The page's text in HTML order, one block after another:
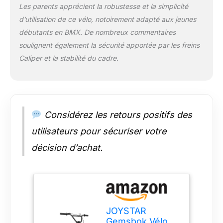
route, le parc ou les
sentiers. Facile à
conduire -
L'entraînement à
vitesse unique
dispose d'une
selle arrière et le levier
assurent un contrôle
équipé de pneus de
20" x 2,125" montés
sur des jantes 36H
en acier au carbone à
simple paroi, d'un
Les parents apprécient la robustesse et la simplicité
d’utilisation de ce vélo, notoirement adapté aux jeunes
débutants en BMX. De nombreux commentaires
soulignent également la sécurité apportée par les freins
Caliper et la stabilité du cadre.
Considérez les retours positifs des
utilisateurs pour sécuriser votre
décision d’achat.
JOYSTAR